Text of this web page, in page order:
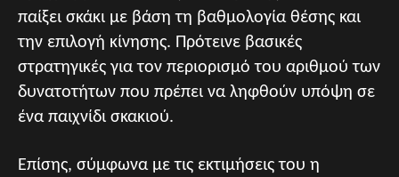
παίξει σκάκι με βάση τη βαθμολογία θέσης και
την επιλογή κίνησης. Πρότεινε βασικές
στρατηγικές για τον περιορισμό του αριθμού των
δυνατοτήτων που πρέπει να ληφθούν υπόψη σε
ένα παιχνίδι σκακιού.
Επίσης, σύμφωνα με τις εκτιμήσεις του η